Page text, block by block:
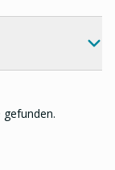
gefunden.